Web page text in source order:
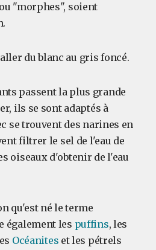
"morphes", soient
du blanc au gris foncé.
passent la plus grande
ils se sont adaptés à
se trouvent des narines en
filtrer le sel de l'eau de
oiseaux d'obtenir de l'eau
qu'est né le terme
également les puffins, les
Océanites et les pétrels